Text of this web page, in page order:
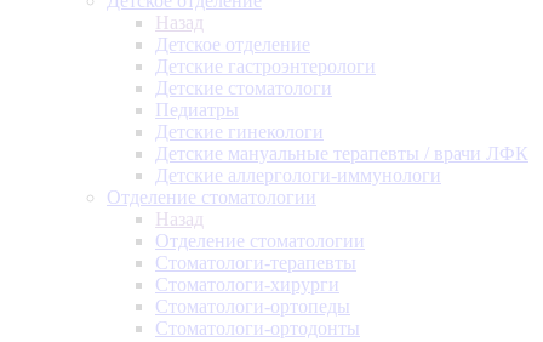
Назад
Детское отделение
Детские гастроэнтерологи
Детские стоматологи
Педиатры
Детские гинекологи
Детские мануальные терапевты / врачи ЛФК
Детские аллергологи-иммунологи
Отделение стоматологии
Назад
Отделение стоматологии
Стоматологи-терапевты
Стоматологи-хирурги
Стоматологи-ортопеды
Стоматологи-ортодонты